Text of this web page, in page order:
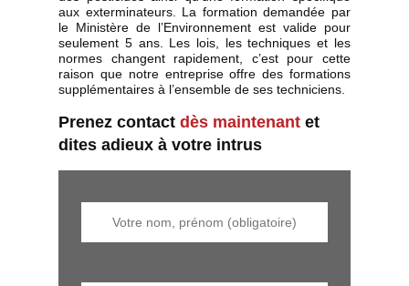
aux exterminateurs. La formation demandée par
le Ministère de l’Environnement est valide pour
seulement 5 ans. Les lois, les techniques et les
normes changent rapidement, c’est pour cette
raison que notre entreprise offre des formations
supplémentaires à l’ensemble de ses techniciens.
Prenez contactdès maintenant et
dites adieux à votre intrus